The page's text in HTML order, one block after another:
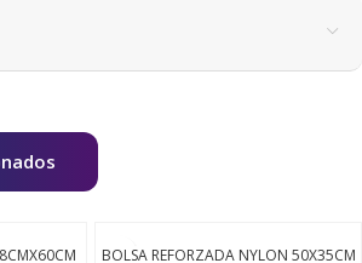
BOLSA REFORZADA NYLON 50X35CM